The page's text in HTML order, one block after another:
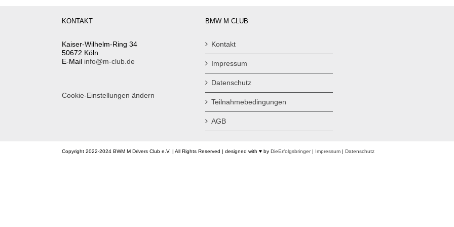
KONTAKT
Kaiser-Wilhelm-Ring 34
50672 Köln
E-Mail info@m-club.de
Cookie-Einstellungen ändern
BMW M CLUB
Kontakt
Impressum
Datenschutz
Teilnahmebedingungen
AGB
Copyright 2022-2024 BWM M Drivers Club e.V. | All Rights Reserved | designed with ♥ by DieErfolgsbringer| Impressum | Datenschutz